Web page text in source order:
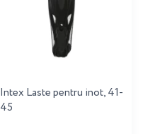
Intex Laste pentru inot, 41-
45